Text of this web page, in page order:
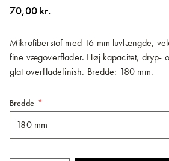
billedgalleriet
70,00 kr.
Mikrofiberstof med 16 mm luvlængde,
fine vægoverflader. Høj kapacitet, dryp-
glat overfladefinish. Bredde: 180 mm.
Bredde